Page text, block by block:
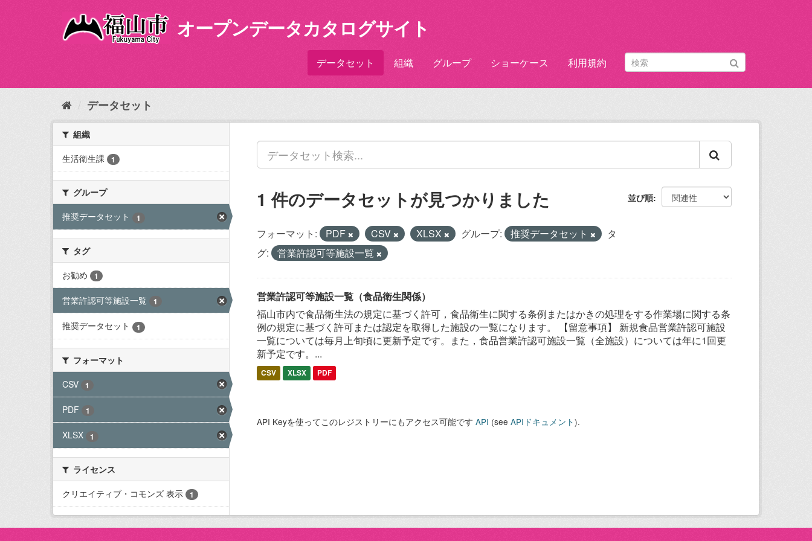
内
オープンデータカタログサイト
データセット 組織 グループ ショーケース 利用規約
データセット
組織
生活衛生課
1
グループ
推奨データセット
1
タグ
お勧め
1
営業許認可等施設一覧 1
推奨データセット 1
フォーマット
CSV
1
PDF 1
XLSX 1
ライセンス
クリエイティブ・コモンズ 表示
1
並び順
1 件のデータセットが見つかりました
フォーマット: PDF CSV XLSX グループ: 推奨データセット
タ
グ:
営業許認可等施設一覧
営業許認可等施設一覧（食品衛生関係）
福山市内で食品衛生法の規定に基づく許可，食品衛生に関する条例またはかきの処理をする作業場に関する条
例の規定に基づく許可または認定を取得した施設の一覧になります。 【留意事項】 新規食品営業許認可施設
一覧については毎月上旬頃に更新予定です。また，食品営業許認可施設一覧（全施設）については年に1回更
新予定です。...
CSV XLSX PDF
API Keyを使ってこのレジストリーにもアクセス可能です API (see APIドキュメント).